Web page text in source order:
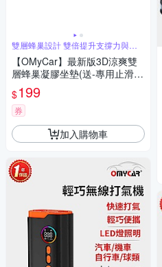
雙層蜂巢設計 雙倍提升支撐力與透
氣效果
【OMyCar】最新版3D涼爽雙
層蜂巢凝膠坐墊(送-專用止滑布
套收納袋)透氣釋壓 -快
$199
券
加入購物車